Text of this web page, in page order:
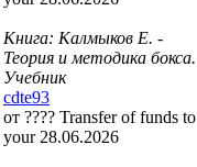
Книга: Калмыков Е. -
Теория и методика бокса.
Учебник
cdte93
от ???? Transfer of funds to
your 28.06.2026